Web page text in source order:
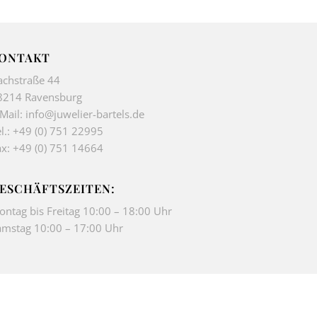
44
Ravensburg
info@juwelier-bartels.de
+49 (0) 751 22995
+49 (0) 751 14664
bis Freitag 10:00 – 18:00 Uhr
10:00 – 17:00 Uhr